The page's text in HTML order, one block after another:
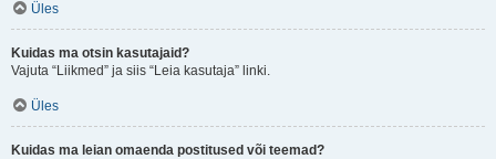
Üles
Kuidas ma otsin kasutajaid?
Vajuta “Liikmed” ja siis “Leia kasutaja” linki.
Üles
Kuidas ma leian omaenda postitused või teemad?